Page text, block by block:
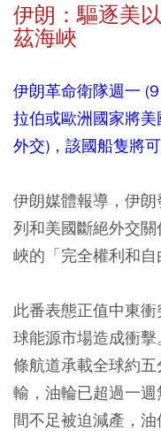
伊朗：驅逐美
茲海峽
伊朗革命衛隊週一
拉伯或歐洲國家將
外交)，該國船隻將
伊朗媒體報導，伊
列和美國斷絕外交
峽的「完全權利和自
此番表態正值中東
球能源市場造成衝
條航道承載全球約
輸，油輪已超過一
間不足被迫減產，